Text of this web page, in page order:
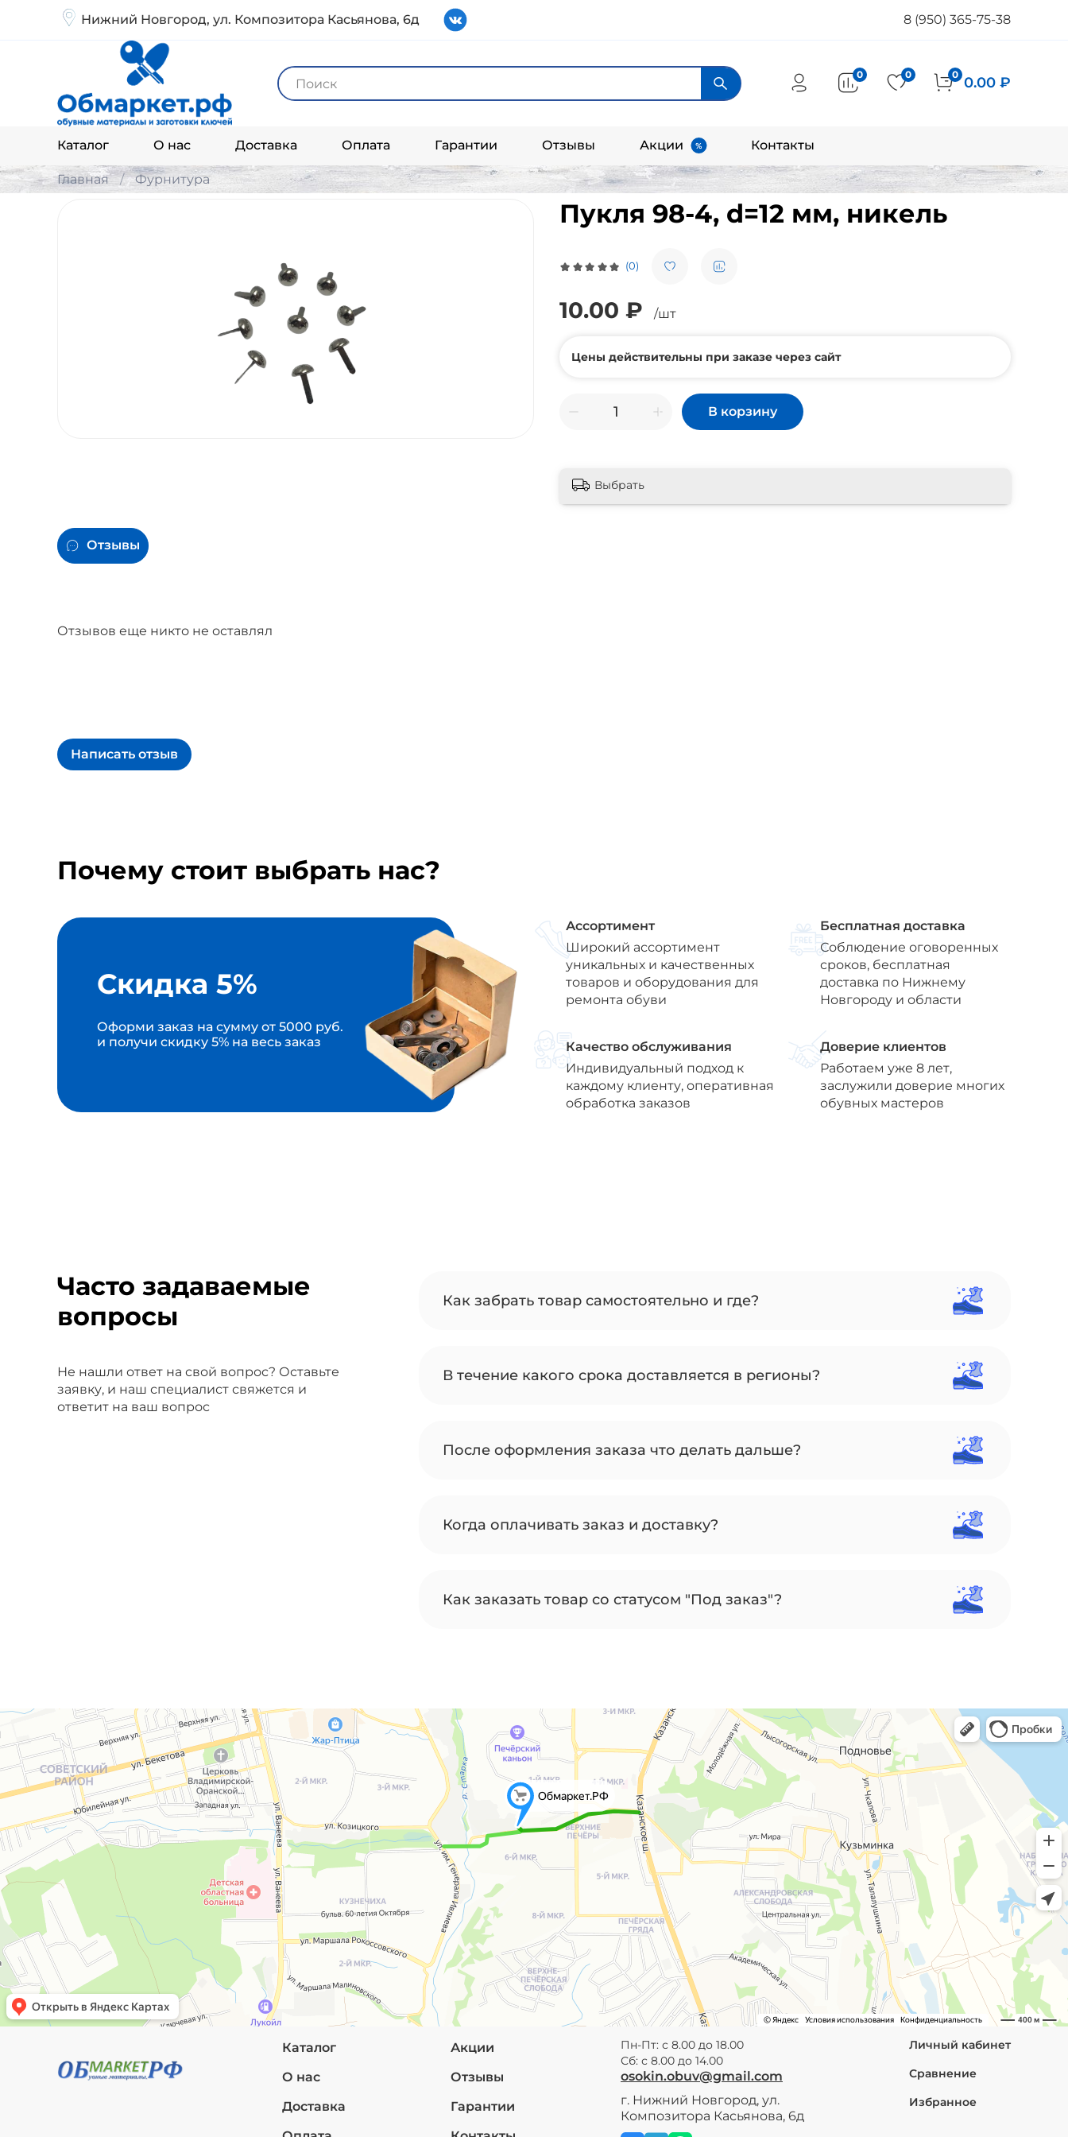
Нижний Новгород, ул. Композитора Касьянова, 6д 8 (950) 365-75-38
Каталог О нас Доставка Оплата Гарантии Отзывы Акции Контакты
0 0 0 0.00 ₽
Главная Фурнитура
(0)
Пукля 98-4, d=12 мм, никель
10.00 ₽ /шт
Цены действительны при заказе через сайт
В корзину
Выбрать
Отзывы
Отзывов еще никто не оставлял
Написать отзыв
Почему стоит выбрать нас?
Скидка 5%
Оформи заказ на сумму от 5000 руб.
и получи скидку 5% на весь заказ
Ассортимент
Широкий ассортимент
уникальных и качественных
товаров и оборудования для
ремонта обуви
Бесплатная доставка
Соблюдение оговоренных
сроков, бесплатная
доставка по Нижнему
Новгороду и области
Качество обслуживания
Индивидуальный подход к
каждому клиенту, оперативная
обработка заказов
Доверие клиентов
Работаем уже 8 лет,
заслужили доверие многих
обувных мастеров
Часто задаваемые
вопросы
Не нашли ответ на свой вопрос? Оставьте
заявку, и наш специалист свяжется и
ответит на ваш вопрос
Как забрать товар самостоятельно и где?
В течение какого срока доставляется в регионы?
После оформления заказа что делать дальше?
Когда оплачивать заказ и доставку?
Как заказать товар со статусом "Под заказ"?
Каталог
О нас
Доставка
Акции
Отзывы
Гарантии
Пн-Пт: с 8.00 до 18.00
Сб: с 8.00 до 14.00
osokin.obuv@gmail.com
г. Нижний Новгород, ул.
Композитора Касьянова, 6д
Личный кабинет
Сравнение
Избранное